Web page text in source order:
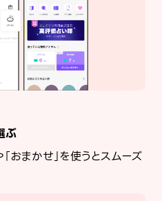
ぶ
「おまかせ」を使うとスムーズ